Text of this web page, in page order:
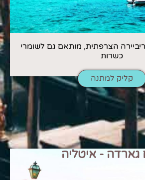
בריביירה הצרפתית, מותאם גם לשומרי
כשרות
קליק למתנה
גארדה - איטליה